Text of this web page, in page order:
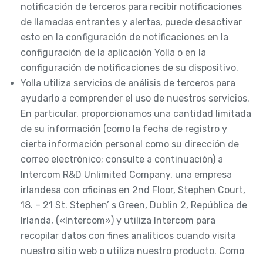
notificación de terceros para recibir notificaciones
de llamadas entrantes y alertas, puede desactivar
esto en la configuración de notificaciones en la
configuración de la aplicación Yolla o en la
configuración de notificaciones de su dispositivo.
Yolla utiliza servicios de análisis de terceros para
ayudarlo a comprender el uso de nuestros servicios.
En particular, proporcionamos una cantidad limitada
de su información (como la fecha de registro y
cierta información personal como su dirección de
correo electrónico; consulte a continuación) a
Intercom R&D Unlimited Company, una empresa
irlandesa con oficinas en 2nd Floor, Stephen Court,
18. – 21 St. Stephen’ s Green, Dublin 2, República de
Irlanda, («Intercom») y utiliza Intercom para
recopilar datos con fines analíticos cuando visita
nuestro sitio web o utiliza nuestro producto. Como